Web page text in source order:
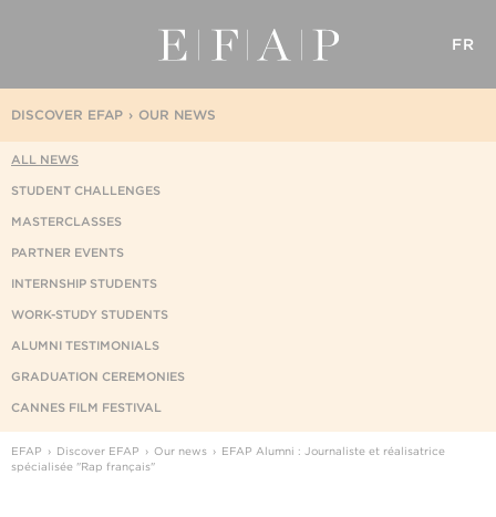
FR
OUR NEWS
DISCOVER EFAP
ALL NEWS
STUDENT CHALLENGES
MASTERCLASSES
PARTNER EVENTS
INTERNSHIP STUDENTS
WORK-STUDY STUDENTS
ALUMNI TESTIMONIALS
GRADUATION CEREMONIES
CANNES FILM FESTIVAL
EFAP Discover EFAP Our news
EFAP Alumni : Journaliste et réalisatrice
spécialisée "Rap français"